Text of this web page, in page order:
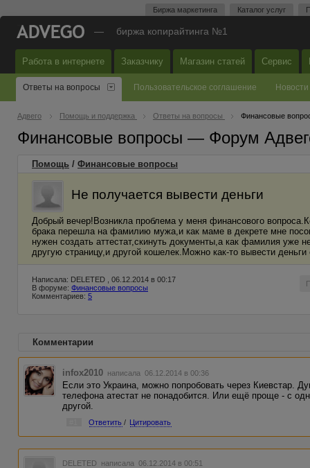
Биржа маркетинга Каталог услуг
— биржа копирайтинга №1
Работа в интернете Заказчику Магазин статей Сервис
Ответы на вопросы Пользовательское соглашение Новости
Адвего Помощь и поддержка Ответы на вопросы Финансовые
Финансовые вопросы — Форум
Помощь / Финансовые вопросы
Не получается вывести деньги
Добрый вечер!Возникла проблема у меня финансового
брака перешла на фамилию мужа,и как маме в декрете мне
нужен создать аттестат,скинуть документы,а как фамилия уже
другую страницу,и другой кошелек.Можно как-то вывести
Написала: DELETED , 06.12.2014 в 00:17
В форуме: Финансовые вопросы
Комментариев: 5
Комментарии
infox2010 написала 06.12.2014 в 00:36
Если это Украина, можно попробовать через Киевстар.
телефона атестат не понадобится. Или ещё проще - с
другой.
Ответить / Цитировать
DELETED написала 06.12.2014 в 00:51